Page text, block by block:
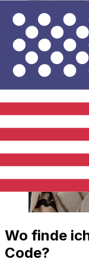
Wo finde
Code?